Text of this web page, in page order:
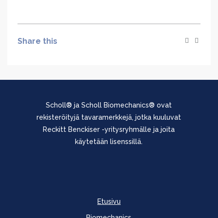
Share this
Scholl® ja Scholl Biomechanics® ovat
rekisteröityjä tavaramerkkejä, jotka kuuluvat
Reckitt Benckiser -yritysryhmälle ja joita
käytetään lisenssillä.
Etusivu